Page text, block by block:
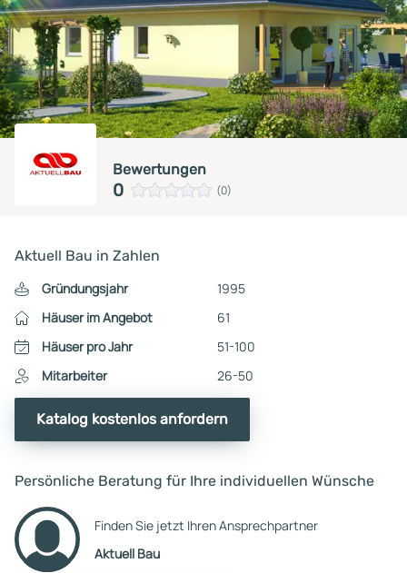
Bewertungen
0 (0)
Aktuell Bau in Zahlen
Gründungsjahr
1995
Häuser im Angebot
61
Häuser pro Jahr
51-100
Mitarbeiter
26-50
Katalog kostenlos anfordern
Persönliche Beratung für Ihre individuellen Wünsche
Finden Sie jetzt Ihren Ansprechpartner
Aktuell Bau